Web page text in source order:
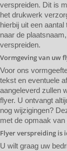
verspreiden. Dit is
het drukwerk
hierbij uit een
naar de
verspreiden.
Vormgeving van uw
Voor ons
tekst en eventuele
aangeleverd zullen
flyer. U ontvangt
nog wijzigingen?
met de opmaak van
Flyer verspreiding is
U wilt graag uw